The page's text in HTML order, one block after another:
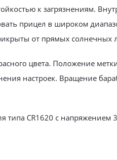
к загрязнениям.
прицел в широком
от прямых солнечных
цвета. Положение
настроек. Вращение
типа CR1620 с